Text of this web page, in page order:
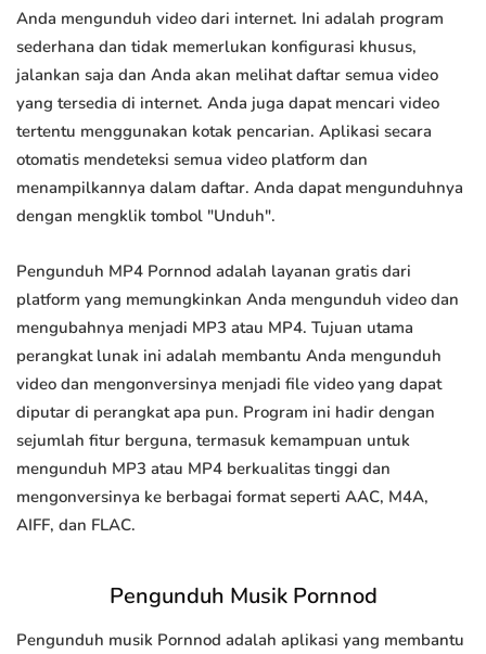
Anda mengunduh video dari internet. Ini adalah program
sederhana dan tidak memerlukan konfigurasi khusus,
jalankan saja dan Anda akan melihat daftar semua video
yang tersedia di internet. Anda juga dapat mencari video
tertentu menggunakan kotak pencarian. Aplikasi secara
otomatis mendeteksi semua video platform dan
menampilkannya dalam daftar. Anda dapat mengunduhnya
dengan mengklik tombol "Unduh".
Pengunduh MP4 Pornnod adalah layanan gratis dari
platform yang memungkinkan Anda mengunduh video dan
mengubahnya menjadi MP3 atau MP4. Tujuan utama
perangkat lunak ini adalah membantu Anda mengunduh
video dan mengonversinya menjadi file video yang dapat
diputar di perangkat apa pun. Program ini hadir dengan
sejumlah fitur berguna, termasuk kemampuan untuk
mengunduh MP3 atau MP4 berkualitas tinggi dan
mengonversinya ke berbagai format seperti AAC, M4A,
AIFF, dan FLAC.
Pengunduh Musik Pornnod
Pengunduh musik Pornnod adalah aplikasi yang membantu